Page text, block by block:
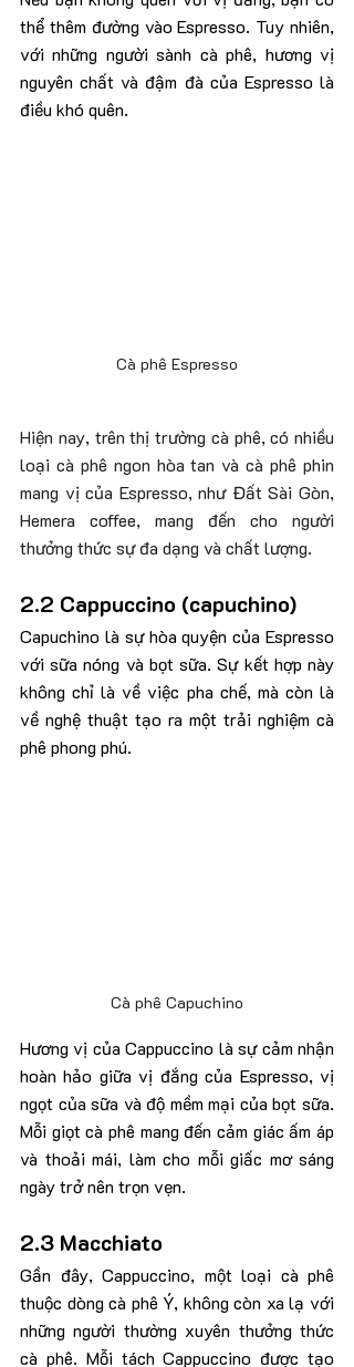
thể thêm đường vào Espresso. Tuy nhiên,
với những người sành cà phê, hương vị
nguyên chất và đậm đà của Espresso là
điều khó quên.
Cà phê Espresso
Hiện nay, trên thị trường cà phê, có nhiều
loại cà phê ngon hòa tan và cà phê phin
mang vị của Espresso, như Đất Sài Gòn,
Hemera coffee, mang đến cho người
thưởng thức sự đa dạng và chất lượng.
2.2 Cappuccino (capuchino)
Capuchino là sự hòa quyện của Espresso
với sữa nóng và bọt sữa. Sự kết hợp này
không chỉ là về việc pha chế, mà còn là
về nghệ thuật tạo ra một trải nghiệm cà
phê phong phú.
Cà phê Capuchino
Hương vị của Cappuccino là sự cảm nhận
hoàn hảo giữa vị đắng của Espresso, vị
ngọt của sữa và độ mềm mại của bọt sữa.
Mỗi giọt cà phê mang đến cảm giác ấm áp
và thoải mái, làm cho mỗi giấc mơ sáng
ngày trở nên trọn vẹn.
2.3 Macchiato
Gần đây, Cappuccino, một loại cà phê
thuộc dòng cà phê Ý, không còn xa lạ với
những người thường xuyên thưởng thức
cà phê. Mỗi tách Cappuccino được tạo